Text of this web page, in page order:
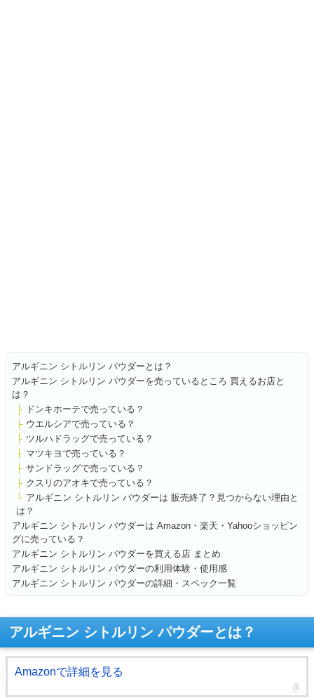
アルギニン シトルリン パウダーとは？
アルギニン シトルリン パウダーを売っているところ 買えるお店と
は？
ドンキホーテで売っている？
ウエルシアで売っている？
ツルハドラッグで売っている？
マツキヨで売っている？
サンドラッグで売っている？
クスリのアオキで売っている？
アルギニン シトルリン パウダーは 販売終了？見つからない理由と
は？
アルギニン シトルリン パウダーは Amazon・楽天・Yahooショッピン
グに売っている？
アルギニン シトルリン パウダーを買える店 まとめ
アルギニン シトルリン パウダーの利用体験・使用感
アルギニン シトルリン パウダーの詳細・スペック一覧
アルギニン シトルリン パウダーとは？
Amazonで詳細を見る